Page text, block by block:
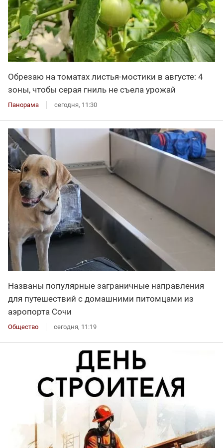
Обрезаю на томатах листья-мостики в августе: 4
зоны, чтобы серая гниль не съела урожай
Панорама сегодня, 11:30
Названы популярные заграничные направления
для путешествий с домашними питомцами из
аэропорта Сочи
Общество сегодня, 11:19